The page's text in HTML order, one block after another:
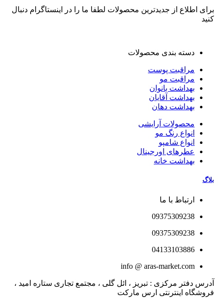
برای اطلاع از جدیدترین محصولات لطفا ما را در اینستاگرام دنبال
کنید
دسته بندی محصولات
مراقبت پوست
مراقبت مو
بهداشت بانوان
بهداشت آقایان
بهداشت دهان
محصولات آرایشی
انواع رنگ مو
انواع شامپو
عطرهای اورجینال
بهداشت خانه
بلاگ
ارتباط با ما
09375309238
09375309238
04133103886
info @ aras-market.com
آدرس دفتر مرکزی : تبریز ، ائل گلی ، مجتمع تجاری ستاره امید ،
فروشگاه اینترنتی ارس مارکت